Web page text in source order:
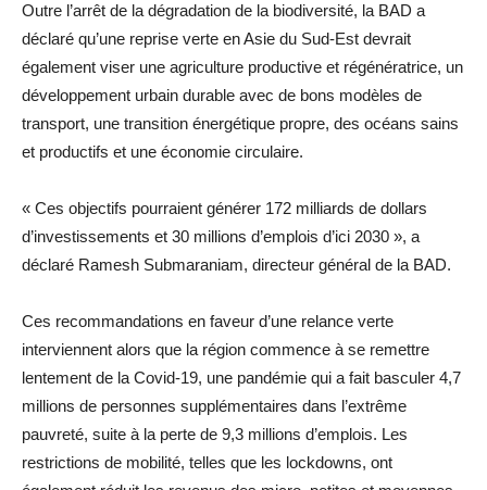
Outre l’arrêt de la dégradation de la biodiversité, la BAD a
déclaré qu’une reprise verte en Asie du Sud-Est devrait
également viser une agriculture productive et régénératrice, un
développement urbain durable avec de bons modèles de
transport, une transition énergétique propre, des océans sains
et productifs et une économie circulaire.
« Ces objectifs pourraient générer 172 milliards de dollars
d’investissements et 30 millions d’emplois d’ici 2030 », a
déclaré Ramesh Submaraniam, directeur général de la BAD.
Ces recommandations en faveur d’une relance verte
interviennent alors que la région commence à se remettre
lentement de la Covid-19, une pandémie qui a fait basculer 4,7
millions de personnes supplémentaires dans l’extrême
pauvreté, suite à la perte de 9,3 millions d’emplois. Les
restrictions de mobilité, telles que les lockdowns, ont